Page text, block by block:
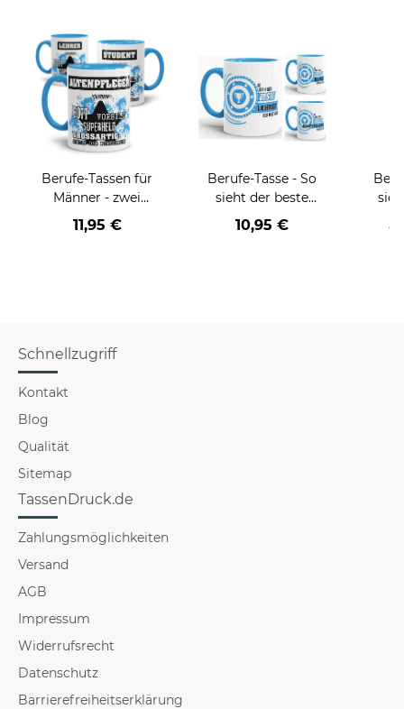
Berufe-Tassen für
Männer - zwei
Farbvarianten
11,95 €
Berufe-Tasse - So
sieht der beste
BERUF aus -
verschiedene Berufe
10,95 €
Schnellzugriff
Kontakt
Blog
Qualität
Sitemap
TassenDruck.de
Zahlungsmöglichkeiten
Versand
AGB
Impressum
Widerrufsrecht
Datenschutz
Barrierefreiheitserklärung